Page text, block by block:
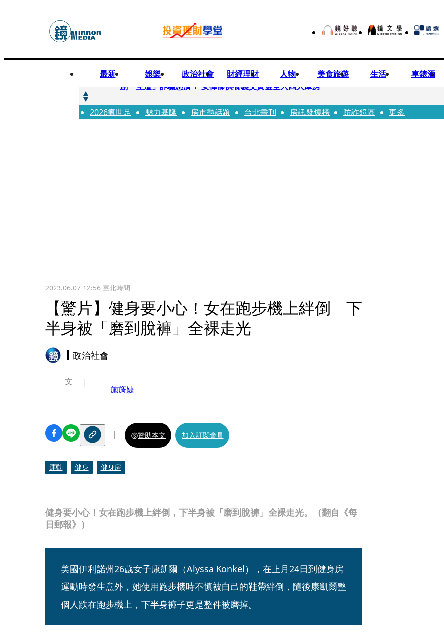
最新 娛樂 政治社會 財經理財 人物 美食旅遊 生活 車錶酒
快訊
創「互道」詐騙慈濟！ 女律師供養義父黃金全入四大庫房
快訊
前時力黨魁表態「反對刪公視預算」 盼在野三思：改凍結處理受質疑項目
2026瘋世足 魅力基隆 房市熱話題 台北畫刊 房訊發燒榜 防詐鏡區 更多
2023.06.07 12:56臺北時間
【驚片】健身要小心！女在跑步機上絆倒 下
半身被「磨到脫褲」全裸走光
政治社會
健身要小心！女在跑步機上絆倒，下半身被「磨到脫褲」全裸走光。（翻自《每
日郵報》）
文
施旖婕
贊助本文 加入訂閱會員
運動 健身 健身房
美國伊利諾州26歲女子康凱爾（Alyssa Konkel），在上月24日到健身房
運動時發生意外，她使用跑步機時不慎被自己的鞋帶絆倒，隨後康凱爾整
個人跌在跑步機上，下半身褲子更是整件被磨掉。